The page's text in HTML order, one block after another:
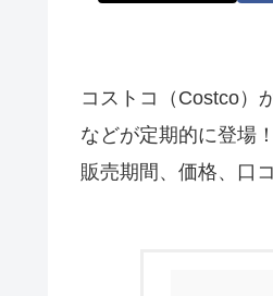
コストコ（Costco）
などが定期的に登場！
販売期間、価格、口